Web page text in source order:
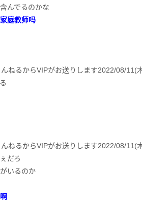
んでるのかな
庭教师吗
ねるからVIPがお送りします2022/08/11(
ねるからVIPがお送りします2022/08/11(
だろ
いるのか